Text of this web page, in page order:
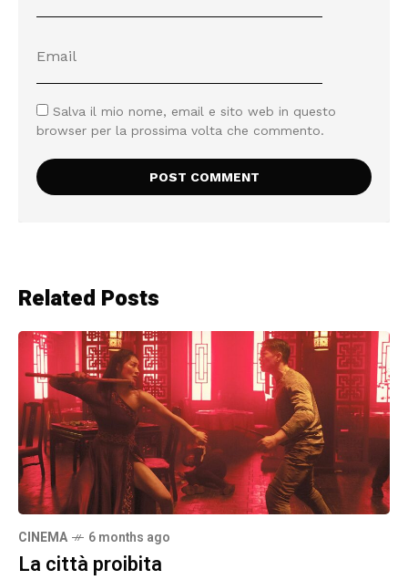
Salva il mio nome, email e sito web in questo
browser per la prossima volta che commento.
Related Posts
CINEMA 6 months ago
La città proibita